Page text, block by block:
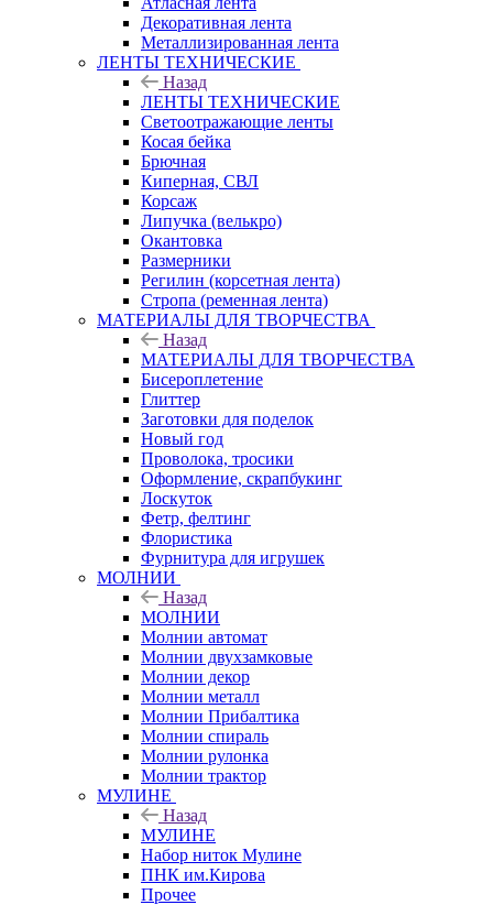
Декоративная лента
Металлизированная лента
ЛЕНТЫ ТЕХНИЧЕСКИЕ
Назад
ЛЕНТЫ ТЕХНИЧЕСКИЕ
Светоотражающие ленты
Косая бейка
Брючная
Киперная, СВЛ
Корсаж
Липучка (велькро)
Окантовка
Размерники
Регилин (корсетная лента)
Стропа (ременная лента)
МАТЕРИАЛЫ ДЛЯ ТВОРЧЕСТВА
Назад
МАТЕРИАЛЫ ДЛЯ ТВОРЧЕСТВА
Бисероплетение
Глиттер
Заготовки для поделок
Новый год
Проволока, тросики
Оформление, скрапбукинг
Лоскуток
Фетр, фелтинг
Флористика
Фурнитура для игрушек
МОЛНИИ
Назад
МОЛНИИ
Молнии автомат
Молнии двухзамковые
Молнии декор
Молнии металл
Молнии Прибалтика
Молнии спираль
Молнии рулонка
Молнии трактор
МУЛИНЕ
Назад
МУЛИНЕ
Набор ниток Мулине
ПНК им.Кирова
Прочее